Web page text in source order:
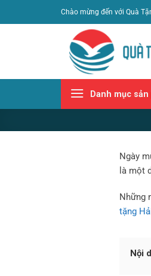
qua
Chào mừng đến với Quà
Danh mục
Ngày
là một
Những
tặng
Nội